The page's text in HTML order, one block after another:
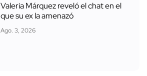
Valeria Márquez reveló el chat en el
que su ex la amenazó
Ago. 3, 2026